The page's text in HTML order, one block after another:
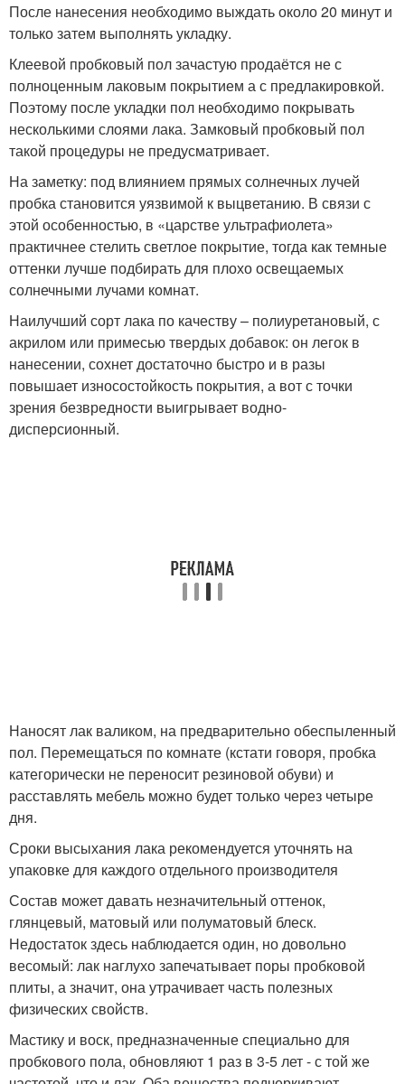
После нанесения необходимо выждать около 20 минут и
только затем выполнять укладку.
Клеевой пробковый пол зачастую продаётся не с
полноценным лаковым покрытием а с предлакировкой.
Поэтому после укладки пол необходимо покрывать
несколькими слоями лака. Замковый пробковый пол
такой процедуры не предусматривает.
На заметку: под влиянием прямых солнечных лучей
пробка становится уязвимой к выцветанию. В связи с
этой особенностью, в «царстве ультрафиолета»
практичнее стелить светлое покрытие, тогда как темные
оттенки лучше подбирать для плохо освещаемых
солнечными лучами комнат.
Наилучший сорт лака по качеству – полиуретановый, с
акрилом или примесью твердых добавок: он легок в
нанесении, сохнет достаточно быстро и в разы
повышает износостойкость покрытия, а вот с точки
зрения безвредности выигрывает водно-
дисперсионный.
Наносят лак валиком, на предварительно обеспыленный
пол. Перемещаться по комнате (кстати говоря, пробка
категорически не переносит резиновой обуви) и
расставлять мебель можно будет только через четыре
дня.
Сроки высыхания лака рекомендуется уточнять на
упаковке для каждого отдельного производителя
Состав может давать незначительный оттенок,
глянцевый, матовый или полуматовый блеск.
Недостаток здесь наблюдается один, но довольно
весомый: лак наглухо запечатывает поры пробковой
плиты, а значит, она утрачивает часть полезных
физических свойств.
Мастику и воск, предназначенные специально для
пробкового пола, обновляют 1 раз в 3-5 лет - с той же